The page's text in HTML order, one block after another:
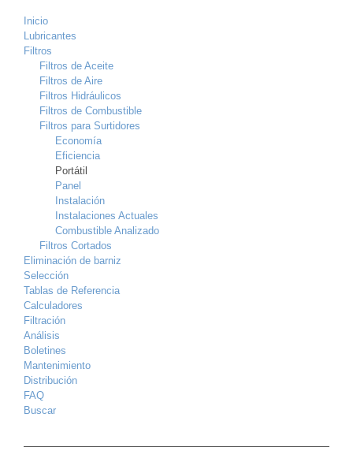
Inicio
Lubricantes
Filtros
Filtros de Aceite
Filtros de Aire
Filtros Hidráulicos
Filtros de Combustible
Filtros para Surtidores
Economía
Eficiencia
Portátil
Panel
Instalación
Instalaciones Actuales
Combustible Analizado
Filtros Cortados
Eliminación de barniz
Selección
Tablas de Referencia
Calculadores
Filtración
Análisis
Boletines
Mantenimiento
Distribución
FAQ
Buscar